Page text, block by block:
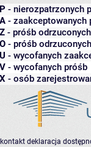
P - nierozpatrzonych
A - zaakceptowanych
Z - próśb odrzuconych
O - próśb
U - wycofanych
V - wycofanych próśb
X - osób
kontakt deklaracja